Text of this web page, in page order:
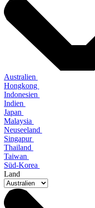
Australien
Hongkong
Indonesien
Indien
Japan
Malaysia
Neuseeland
Singapur
Thailand
Taiwan
Süd-Korea
Land